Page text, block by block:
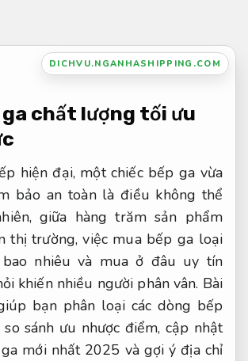
DICHVU.NGANHASHIPPING.COM
ga chất lượng tối ưu
hiện đại, một chiếc bếp ga vừa
bảo an toàn là điều không thể
giữa hàng trăm sản phẩm
thị trường, việc mua bếp ga loại
nhiêu và mua ở đâu uy tín
khiến nhiều người phân vân. Bài
bạn phân loại các dòng bếp
sánh ưu nhược điểm, cập nhật
mới nhất 2025 và gợi ý địa chỉ